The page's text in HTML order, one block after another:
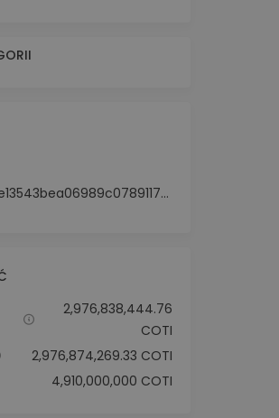
0xddb3422497e61e13543bea06989c0789117555c5
2,976,838,444.76
COTI
2,976,874,269.33 COTI
4,910,000,000 COTI